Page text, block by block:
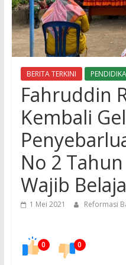
BERITA TERKINI
Fahruddin
Kembali
No 2
Wajib
1 Mei 2021 Reformasi
0 0